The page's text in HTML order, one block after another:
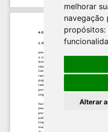
melhorar
navegação
propósitos:
Alterar